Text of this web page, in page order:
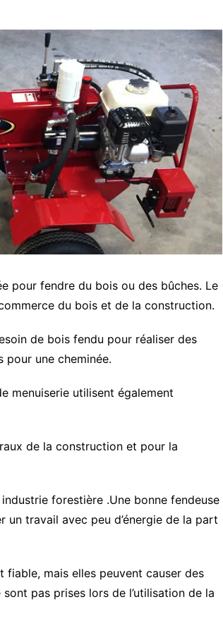
pour fendre du bois ou des bûches. Le
du bois et de la construction.
de bois fendu pour réaliser des
une cheminée.
menuiserie utilisent également
de la construction et pour la
forestière .Une bonne fendeuse
travail avec peu d’énergie de la part
fiable, mais elles peuvent causer des
pas prises lors de l’utilisation de la